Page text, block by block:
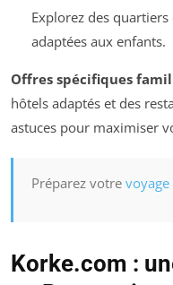
Explorez des
adaptées aux enfants.
Offres spécifiques
hôtels adaptés et des
astuces pour maximiser
Préparez votre
Korke.com :